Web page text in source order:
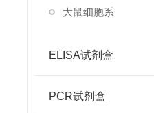
大鼠细胞系
ELISA试剂盒
PCR试剂盒